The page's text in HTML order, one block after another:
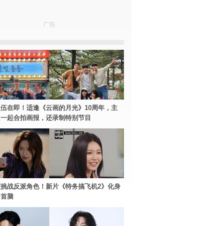
广告
在即！适逢《云画的月光》10周年，主
起合拍画报，还录制特别节目
战反派角色！新片《特务搞飞机2》化身
脑